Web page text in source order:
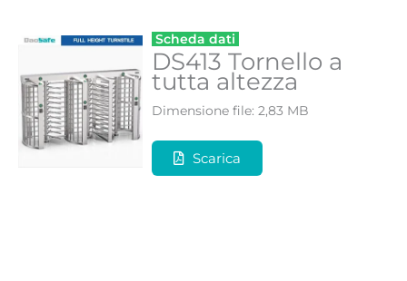
Scheda dati
DS413 Tornello a
tutta altezza
Dimensione file: 2,83 MB
Scarica